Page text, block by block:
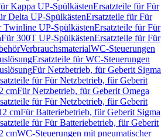
Kappa UP-SpülkästenErsatzteile für Für
Delta UP-SpülkästenErsatzteile für Für
Twinline UP-SpülkästenErsatzteile für Für
Für 300T UP-SpülkästenErsatzteile für Für
VerbrauchsmaterialWC-Steuerungen
Ersatzteile für WC-Steuerungen
Für Netzbetrieb, für Geberit Sigma
für Für Netzbetrieb, für Geberit
cmFür Netzbetrieb, für Geberit Omega
für Für Netzbetrieb, für Geberit
cmFür Batteriebetrieb, für Geberit Sigma
für Für Batteriebetrieb, für Geberit
cmWC-Steuerungen mit pneumatischer